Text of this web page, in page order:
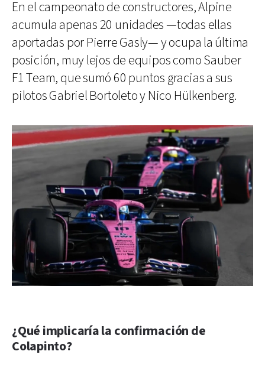
En el campeonato de constructores, Alpine
acumula apenas 20 unidades —todas ellas
aportadas por Pierre Gasly— y ocupa la última
posición, muy lejos de equipos como Sauber
F1 Team, que sumó 60 puntos gracias a sus
pilotos Gabriel Bortoleto y Nico Hülkenberg.
¿Qué implicaría la confirmación de
Colapinto?